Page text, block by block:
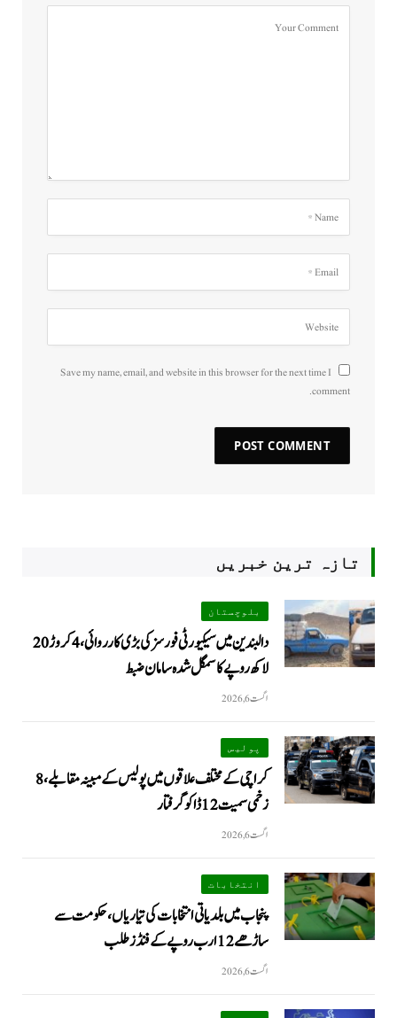
Save my name, email, and website in this browser for the next time I
comment.
تازہ ترین خبریں
بلوچستان
دالبندین میں سیکیورٹی فورسز کی بڑی کارروائی، 4 کروڑ 20
لاکھ روپے کا سمگل شدہ سامان ضبط
اگست 6, 2026
پولیس
کراچی کے مختلف علاقوں میں پولیس کے مبینہ مقابلے، 8
زخمی سمیت 12 ڈاکو گرفتار
اگست 6, 2026
انتخابات
پنجاب میں بلدیاتی انتخابات کی تیاریاں، حکومت سے
ساڑھے 12 ارب روپے کے فنڈز طلب
اگست 6, 2026